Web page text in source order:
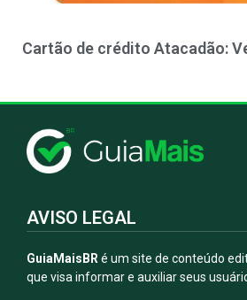
Cartão de crédito Atacadão:
AVISO LEGAL
GuiaMaisBR é um site de conteúdo
que visa informar e auxiliar seus